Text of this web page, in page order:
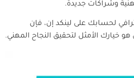
وشراكات جديدة.
لحسابك على لينكد إن، فإن
خيارك الأمثل لتحقيق النجاح المهني.